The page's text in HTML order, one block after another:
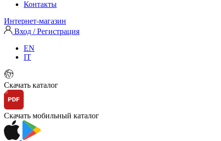
Контакты
Интернет-магазин
Вход / Регистрация
EN
IT
Скачать каталог
Скачать мобильный каталог